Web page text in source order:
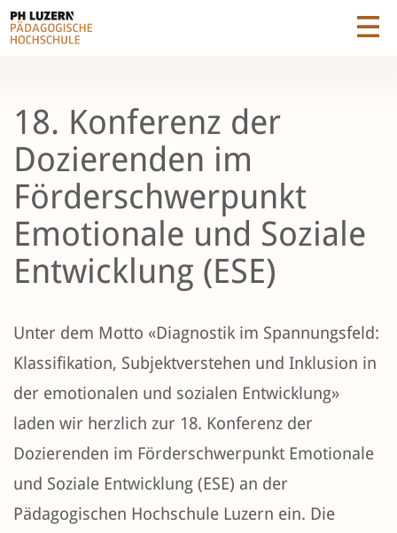
18. Konferenz der
Dozierenden im
Förderschwerpunkt
Emotionale und Soziale
Entwicklung (ESE)
Unter dem Motto «Diagnostik im Spannungsfeld:
Klassifikation, Subjektverstehen und Inklusion in
der emotionalen und sozialen Entwicklung»
laden wir herzlich zur 18. Konferenz der
Dozierenden im Förderschwerpunkt Emotionale
und Soziale Entwicklung (ESE) an der
Pädagogischen Hochschule Luzern ein. Die